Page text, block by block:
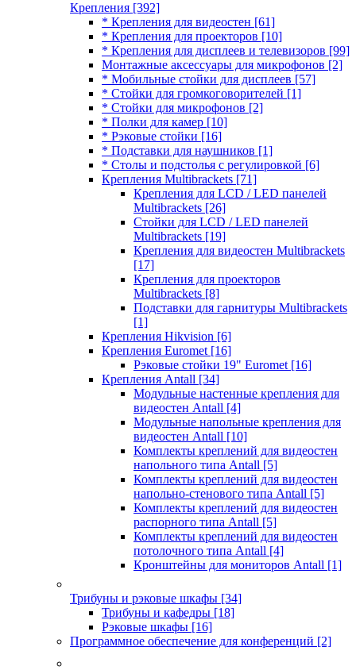
Крепления [392]
* Крепления для видеостен [61]
* Крепления для проекторов [10]
* Крепления для дисплеев и телевизоров [99]
Монтажные аксессуары для микрофонов [2]
* Мобильные стойки для дисплеев [57]
* Стойки для громкоговорителей [1]
* Стойки для микрофонов [2]
* Полки для камер [10]
* Рэковые стойки [16]
* Подставки для наушников [1]
* Столы и подстолья с регулировкой [6]
Крепления Multibrackets [71]
Крепления для LCD / LED панелей
Multibrackets [26]
Стойки для LCD / LED панелей
Multibrackets [19]
Крепления для видеостен Multibrackets
[17]
Крепления для проекторов
Multibrackets [8]
Подставки для гарнитуры Multibrackets
[1]
Крепления Hikvision [6]
Крепления Euromet [16]
Рэковые стойки 19" Euromet [16]
Крепления Antall [34]
Модульные настенные крепления для
видеостен Antall [4]
Модульные напольные крепления для
видеостен Antall [10]
Комплекты креплений для видеостен
напольного типа Antall [5]
Комплекты креплений для видеостен
напольно-стенового типа Antall [5]
Комплекты креплений для видеостен
распорного типа Antall [5]
Комплекты креплений для видеостен
потолочного типа Antall [4]
Кронштейны для мониторов Antall [1]
Трибуны и рэковые шкафы [34]
Трибуны и кафедры [18]
Рэковые шкафы [16]
Программное обеспечение для конференций [2]